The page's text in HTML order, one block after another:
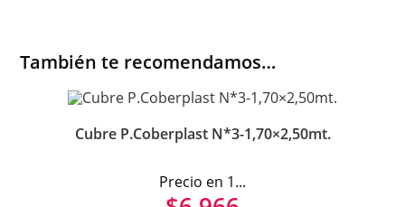
También te recomendamos…
Cubre P.Coberplast N*3-1,70×2,50mt.
Precio en 1...